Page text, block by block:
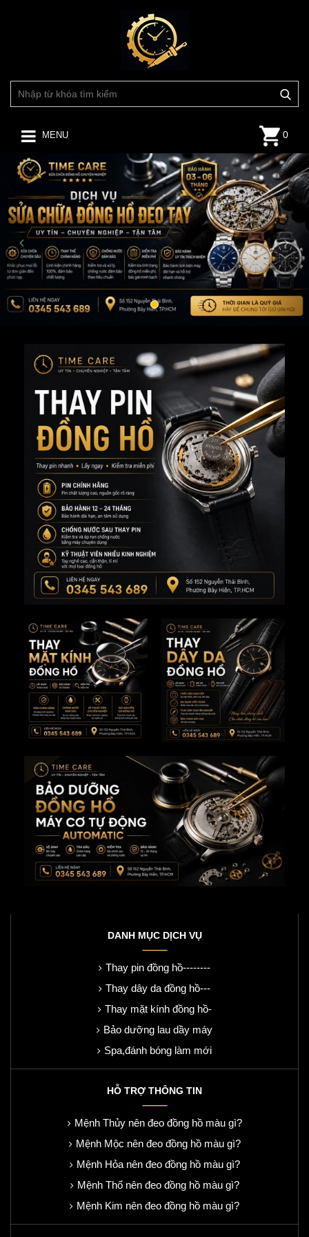
MENU 0
DANH MỤC DỊCH VỤ
Thay pin đồng hồ--------
Thay dây da đồng hồ---
Thay mặt kính đồng hồ-
Bảo dưỡng lau dầy máy
Spa,đánh bóng làm mới
HỖ TRỢ THÔNG TIN
Mệnh Thủy nên đeo đồng hồ màu gì?
Mệnh Mộc nên đeo đồng hồ màu gì?
Mệnh Hỏa nên đeo đồng hồ màu gì?
Mệnh Thổ nên đeo đồng hồ màu gì?
Mệnh Kim nên đeo đồng hồ màu gì?